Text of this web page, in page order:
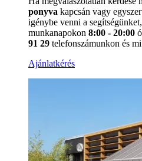
ponyva kapcsán vagy
igénybe venni a
munkanapokon 8:00 - 20:00
91 29 telefonszámunkon és
Ajánlatkérés